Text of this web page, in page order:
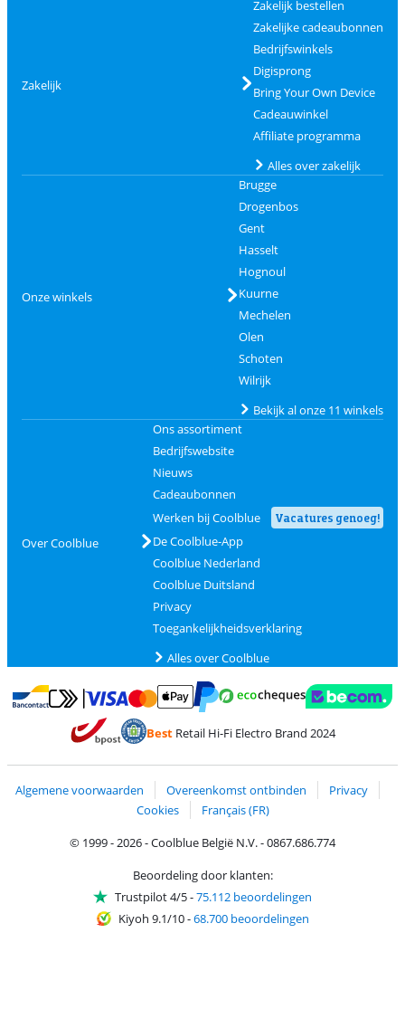
Zakelijk
Zakelijk bestellen
Zakelijke cadeaubonnen
Bedrijfswinkels
Digisprong
Bring Your Own Device
Cadeauwinkel
Affiliate programma
Alles over zakelijk
Onze winkels
Brugge
Drogenbos
Gent
Hasselt
Hognoul
Kuurne
Mechelen
Olen
Schoten
Wilrijk
Bekijk al onze 11 winkels
Over Coolblue
Ons assortiment
Bedrijfswebsite
Nieuws
Cadeaubonnen
Werken bij Coolblue
Vacatures genoeg!
De Coolblue-App
Coolblue Nederland
Coolblue Duitsland
Privacy
Toegankelijkheidsverklaring
Alles over Coolblue
Betalen met Bancontact
Betalen met MasterCard en Visa via ClickToPay
BestRetail Hi-Fi Electro Brand 2024
Algemene voorwaarden Overeenkomst ontbinden
Privacy
Cookies
Français (FR)
© 1999 - 2026 - Coolblue België N.V. - 0867.686.774
Beoordeling door klanten:
Trustpilot 4/5-75.112 beoordelingen
Kiyoh 9.1/10-68.700 beoordelingen